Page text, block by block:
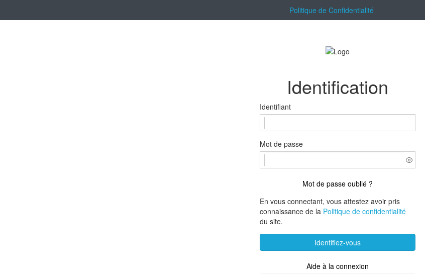
Politique de Confidentialité
Identification
Identifiant
Mot de passe
Mot de passe oublié ?
En vous connectant, vous attestez avoir pris
connaissance de la Politique de confidentialité
du site.
Identifiez-vous
Aide à la connexion